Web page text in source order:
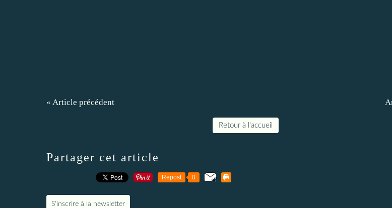
« Article précédent
Retour à l'accueil
Partager cet article
Repost 0
S'inscrire à la newsletter